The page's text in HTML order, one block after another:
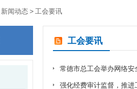
新闻动态> 工会要讯
工会要讯
常德市总工会举办网络安
强化经费审计监督，推进